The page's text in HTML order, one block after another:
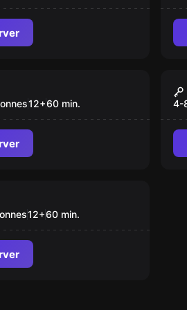
12+60 min. 4-
Bureau
12+60 min.